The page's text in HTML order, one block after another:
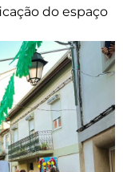
do espaço